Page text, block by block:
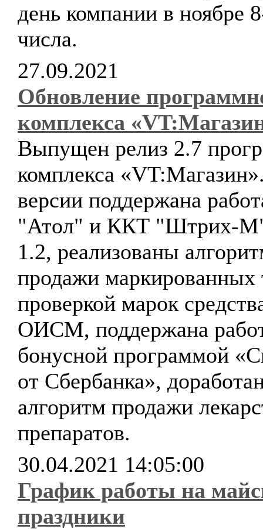
день компании в ноябре
числа.
27.09.2021
Обновление
комплекса
Выпущен релиз 2.7
комплекса
версии поддержана
"Атол" и ККТ "Штрих-
1.2, реализованы
продажи маркированных
проверкой марок
ОИСМ, поддержана
бонусной программой
от Сбербанка»,
алгоритм продажи
препаратов.
30.04.2021 14:05:00
График работы на
праздники